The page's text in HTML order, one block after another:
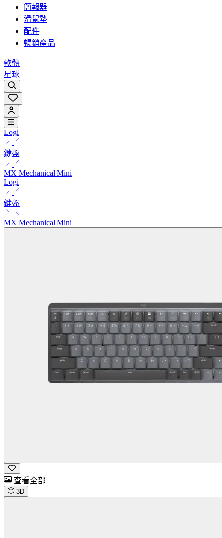
簡報器
滑鼠墊
配件
暢銷產品
軟體
星球
Logi
鍵盤
MX Mechanical Mini
Logi
鍵盤
MX Mechanical Mini
查看全部
3D